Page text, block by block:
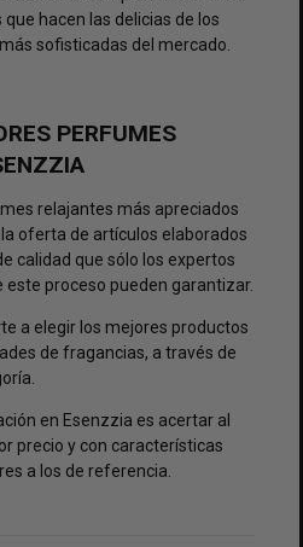
hacen las delicias de los
sofisticadas del mercado.
PERFUMES
relajantes más apreciados
oferta de artículos elaborados
calidad que sólo los expertos
proceso pueden garantizar.
a elegir los mejores productos
de fragancias, a través de
en Esenzzia es acertar al
precio y con características
a los de referencia.